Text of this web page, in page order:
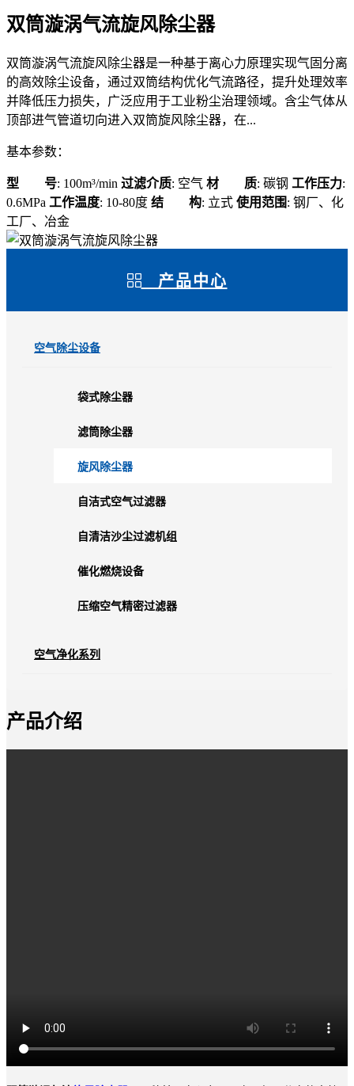
双筒漩涡气流旋风除尘器
双筒漩涡气流旋风除尘器是一种基于离心力原理实现气固分离
的高效除尘设备，通过双筒结构优化气流路径，提升处理效率
并降低压力损失，广泛应用于工业粉尘治理领域。含尘气体从
顶部进气管道切向进入双筒旋风除尘器，在...
基本参数：
型 号: 100m³/min 过滤介质: 空气 材 质: 碳钢 工作压力:
0.6MPa 工作温度: 10-80度 结 构: 立式 使用范围: 钢厂、化
工厂、冶金
产品中心
空气除尘设备
袋式除尘器
滤筒除尘器
旋风除尘器
自洁式空气过滤器
自清洁沙尘过滤机组
催化燃烧设备
压缩空气精密过滤器
空气净化系列
产品介绍